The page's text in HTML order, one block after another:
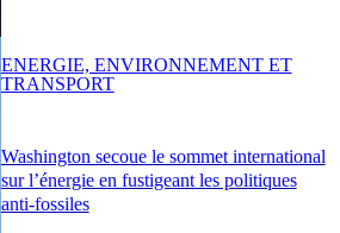
Washington secoue le sommet international
sur l’énergie en fustigeant les politiques
anti-fossiles
ENERGIE, ENVIRONNEMENT ET
TRANSPORT